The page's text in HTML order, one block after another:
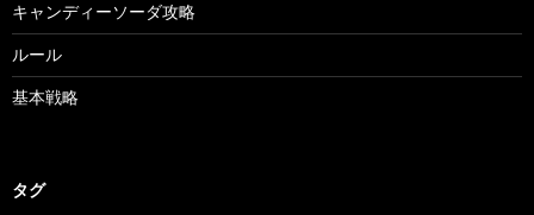
キャンディーソーダ攻略
ルール
基本戦略
タグ